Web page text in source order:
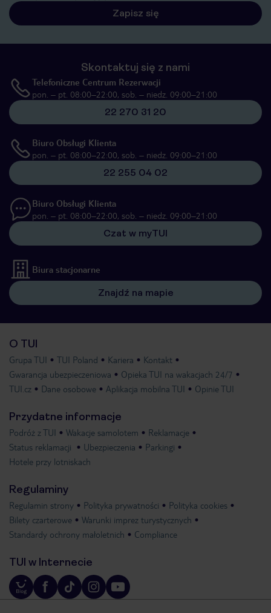
Zapisz się
Skontaktuj się z nami
Telefoniczne Centrum Rezerwacji
pon. – pt. 08:00–22:00, sob. – niedz. 09:00–21:00
22 270 31 20
Biuro Obsługi Klienta
pon. – pt. 08:00–22:00, sob. – niedz. 09:00–21:00
22 255 04 02
Biuro Obsługi Klienta
pon. – pt. 08:00–22:00, sob. – niedz. 09:00–21:00
Czat w myTUI
Biura stacjonarne
Znajdź na mapie
O TUI
Grupa TUI TUI Poland Kariera
Kontakt
Gwarancja ubezpieczeniowa
Opieka TUI na wakacjach 24/7
TUI.cz
Dane osobowe Aplikacja mobilna TUI Opinie TUI
Przydatne informacje
Podróż z TUI Wakacje samolotem
Reklamacje
Status reklamacji
Ubezpieczenia
Parkingi
Hotele przy lotniskach
Regulaminy
Regulamin strony Polityka prywatności
Polityka cookies
Bilety czarterowe
Warunki imprez turystycznych
Standardy ochrony małoletnich
Compliance
TUI w Internecie